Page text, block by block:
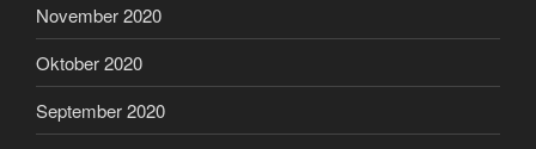
November 2020
Oktober 2020
September 2020